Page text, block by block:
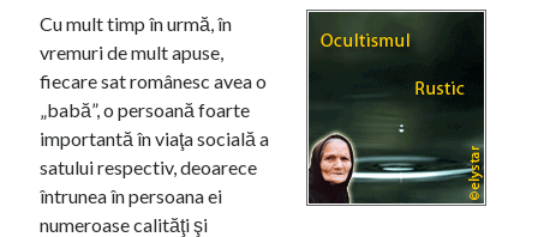
r
o
r
Cu mult timp în urmă, în
vremuri de mult apuse,
fiecare sat românesc avea o
„babă”, o persoană foarte
importantă în viaţa socială a
satului respectiv, deoarece
întrunea în persoana ei
numeroase calităţi şi